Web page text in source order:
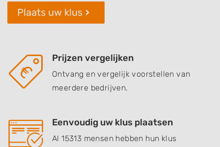
Plaats uw klus
Prijzen vergelijken
Ontvang en vergelijk voorstellen van
meerdere bedrijven.
Eenvoudig uw klus plaatsen
Al 15313 mensen hebben hun klus